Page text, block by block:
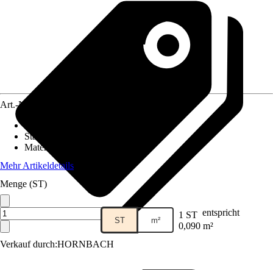
Verkauf durch:HORNBACH
Art.-Nr.
Stärke
Material
Mehr Artikeldetails
Menge (ST)
ST m² 1 ST entspricht
0,090 m²